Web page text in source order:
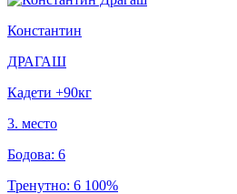
Константин
ДРАГАШ
Кадети +90кг
3. место
Бодова: 6
Тренутно: 6 100%